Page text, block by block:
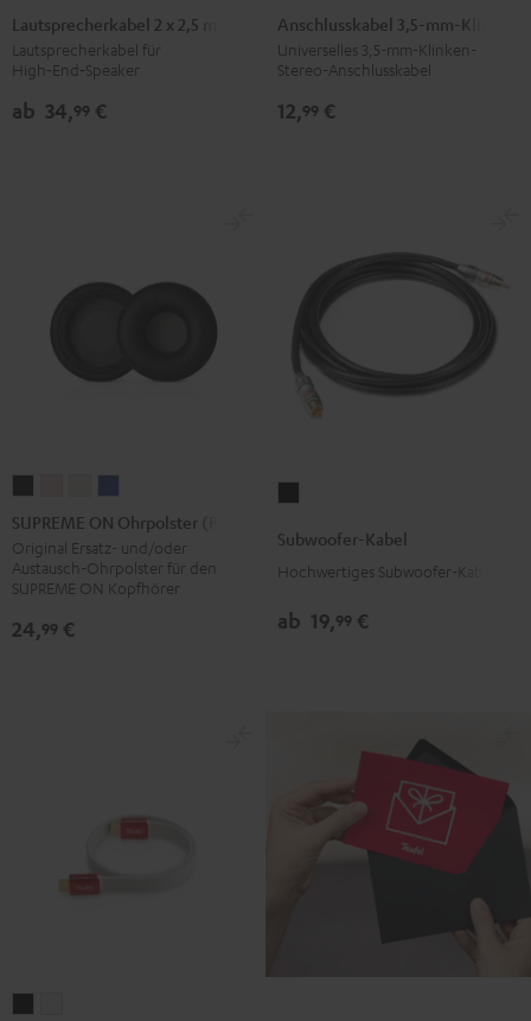
2
x
2,5
mm²
Lautsprecherkabel 2 x 2,5 mm²
Lautsprecherkabel für
High‑End‑Speaker
ab 34,99 €
3,5-
mm-
Klinke
Schwarz
Anschlusskabel 3,5-mm-Klinke
Universelles 3,5-mm-Klinken-
Stereo-Anschlusskabel
12,99 €
ON
Ohrpolster
(Paar)
Night
Black
ON
Ohrpolster
(Paar)
Pale
Gold
ON
Ohrpolster
(Paar)
Sand
ON
Ohrpolster
(Paar)
Space
SUPREME ON Ohrpolster (Paar)
Original Ersatz- und/oder
Austausch-Ohrpolster für den
SUPREME ON Kopfhörer
24,99 €
Schwarz
Subwoofer-Kabel
Hochwertiges Subwoofer-Kabel
ab 19,99 €